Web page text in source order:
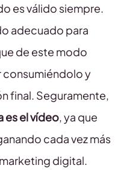
es válido siempre.
adecuado para
de este modo
consumiéndolo y
final. Seguramente,
es el vídeo , ya que
cada vez más
digital.